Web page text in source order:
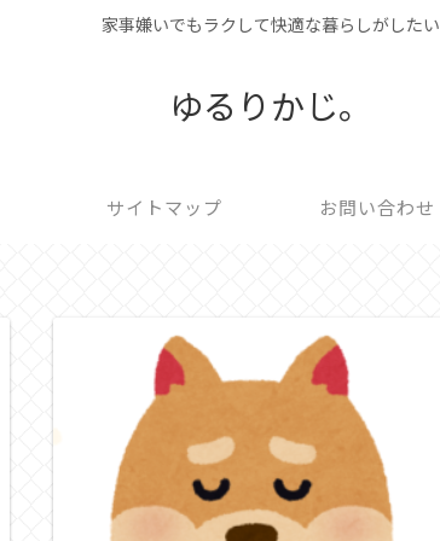
家事嫌いでもラクして快適な暮らしがしたい
ゆるりかじ。
サイトマップ お問い合わせ